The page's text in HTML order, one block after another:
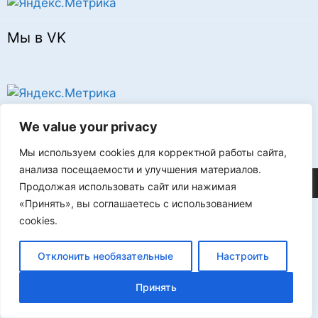
We value your privacy
Мы используем cookies для корректной работы сайта,
анализа посещаемости и улучшения материалов.
Продолжая использовать сайт или нажимая
«Принять», вы соглашаетесь с использованием
cookies.
Отклонить необязательные Настроить
Принять
Мы в VK
Реклама
©2026 FLProg